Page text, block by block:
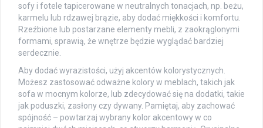
sofy i fotele tapicerowane w neutralnych tonacjach, np. beżu,
karmelu lub rdzawej brązie, aby dodać miękkości i komfortu.
Rzeźbione lub postarzane elementy mebli, z zaokrąglonymi
formami, sprawią, że wnętrze będzie wyglądać bardziej
serdecznie.
Aby dodać wyrazistości, użyj akcentów kolorystycznych.
Możesz zastosować odważne kolory w meblach, takich jak
sofa w mocnym kolorze, lub zdecydować się na dodatki, takie
jak poduszki, zasłony czy dywany. Pamiętaj, aby zachować
spójność – powtarzaj wybrany kolor akcentowy w co